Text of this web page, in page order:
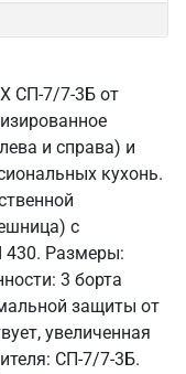
СП-7/7-3Б от
и справа) и
кухонь.
с
430. Размеры:
3 борта
защиты от
увеличенная
СП-7/7-3Б.